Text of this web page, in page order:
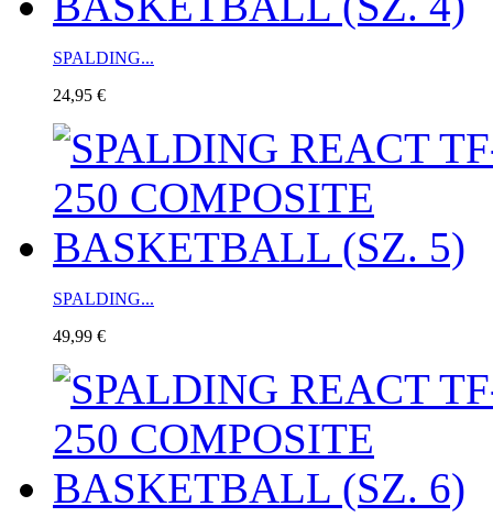
SPALDING...
24,95 €
SPALDING...
49,99 €